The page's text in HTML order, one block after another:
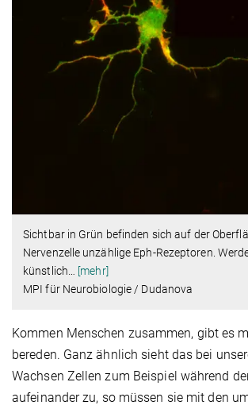
Sichtbar in Grün befinden sich auf der
Nervenzelle unzählige Eph-Rezeptoren.
künstlich
[mehr]
MPI für Neurobiologie / Dudanova
Kommen Menschen zusammen, gibt es
bereden. Ganz ähnlich sieht das bei
Wachsen Zellen zum Beispiel während
aufeinander zu, so müssen sie mit den